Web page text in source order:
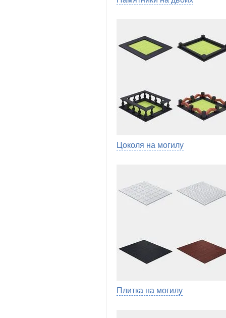
Цоколя на могилу
Плитка на могилу